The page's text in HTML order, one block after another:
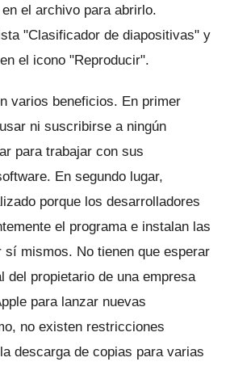
el archivo para abrirlo.
"Clasificador de diapositivas" y
el icono "Reproducir".
varios beneficios. En primer
ni suscribirse a ningún
para trabajar con sus
En segundo lugar,
porque los desarrolladores
el programa e instalan las
sí mismos. No tienen que esperar
del propietario de una empresa
para lanzar nuevas
no existen restricciones
descarga de copias para varias